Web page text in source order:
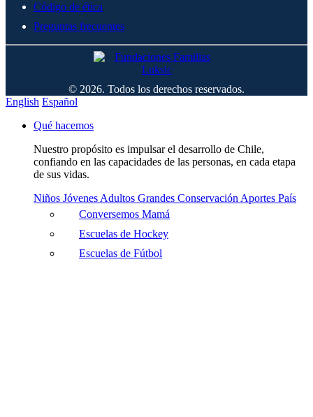
Código de ética
Preguntas frecuentes
© 2026. Todos los derechos reservados.
English Español
Qué hacemos
Nuestro propósito es impulsar el desarrollo de Chile,
confiando en las capacidades de las personas, en cada etapa
de sus vidas.
Niños Jóvenes Adultos Grandes Conservación Aportes País
Conversemos Mamá
Escuelas de Hockey
Escuelas de Fútbol